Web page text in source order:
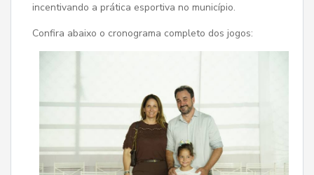
incentivando a prática esportiva no município.
Confira abaixo o cronograma completo dos jogos: